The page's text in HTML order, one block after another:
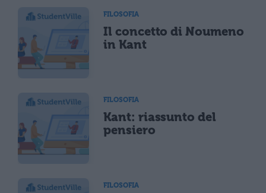
FILOSOFIA
Il concetto di Noumeno
in Kant
FILOSOFIA
Kant: riassunto del
pensiero
FILOSOFIA